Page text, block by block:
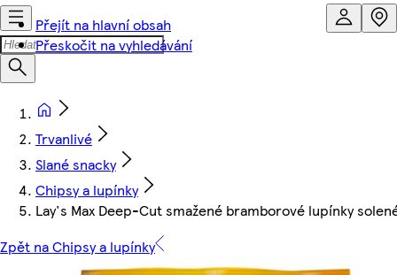
Přejít na hlavní obsah
Přeskočit na vyhledávání
Trvanlivé
Slané snacky
Chipsy a lupínky
Lay's Max Deep-Cut smažené bramborové lupínky
Zpět na Chipsy a lupínky